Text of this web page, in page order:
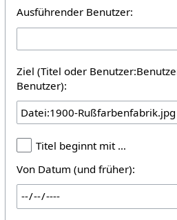
Ausführender Benutzer:
Ziel (Titel oder
Benutzer):
Titel beginnt mit …
Von Datum (und früher):